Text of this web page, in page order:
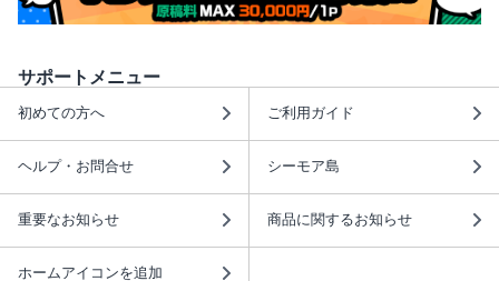
サポートメニュー
初めての方へ ご利用ガイド
ヘルプ・お問合せ シーモア島
重要なお知らせ 商品に関するお知らせ
ホームアイコンを追加